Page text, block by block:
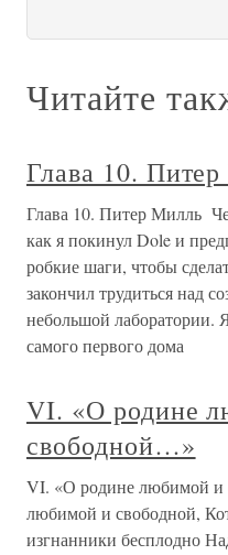
Читайте
Глава 10.
Глава 10. Питер Милль
как я покинул Dole и
робкие шаги, чтобы
закончил трудиться над
небольшой лаборатории.
самого первого дома
VI. «О родине
свободной…»
VI. «О родине любимой
любимой и свободной,
изгнанники бесплодно